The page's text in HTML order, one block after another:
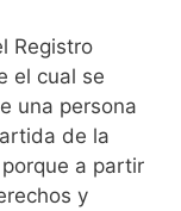
Registro
el cual se
una persona
de la
a partir
y